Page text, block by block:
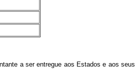
a ser entregue aos Estados e aos seus